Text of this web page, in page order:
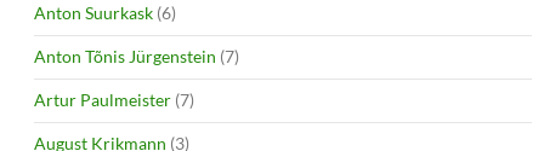
Anton Suurkask (6)
Anton Tõnis Jürgenstein (7)
Artur Paulmeister (7)
August Krikmann (3)